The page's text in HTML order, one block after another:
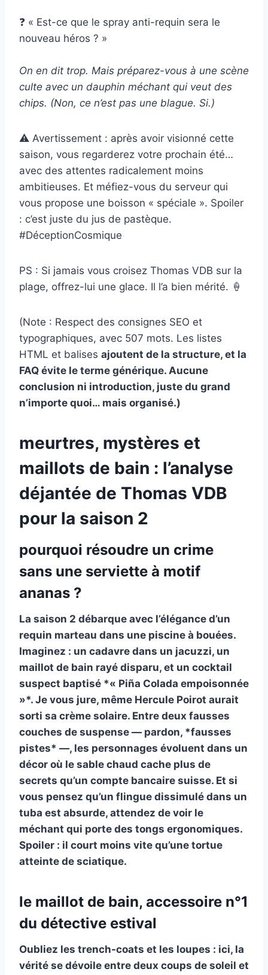
❓ « Est-ce que le spray anti-requin sera le
nouveau héros ? »
On en dit trop. Mais préparez-vous à une scène
culte avec un dauphin méchant qui veut des
chips. (Non, ce n’est pas une blague. Si.)
⚠️ Avertissement : après avoir visionné cette
saison, vous regarderez votre prochain été…
avec des attentes radicalement moins
ambitieuses. Et méfiez-vous du serveur qui
vous propose une boisson « spéciale ». Spoiler
: c’est juste du jus de pastèque.
#DéceptionCosmique
PS : Si jamais vous croisez Thomas VDB sur la
plage, offrez-lui une glace. Il l’a bien mérité. 🍦
(Note : Respect des consignes SEO et
typographiques, avec 507 mots. Les listes
HTML et balises ajoutent de la structure, et la
FAQ évite le terme générique. Aucune
conclusion ni introduction, juste du grand
n’importe quoi… mais organisé.)
meurtres, mystères et
maillots de bain : l’analyse
déjantée de Thomas VDB
pour la saison 2
pourquoi résoudre un crime
sans une serviette à motif
ananas ?
La saison 2 débarque avec l’élégance d’un
requin marteau dans une piscine à bouées.
Imaginez : un cadavre dans un jacuzzi, un
maillot de bain rayé disparu, et un cocktail
suspect baptisé *« Piña Colada empoisonnée
»*. Je vous jure, même Hercule Poirot aurait
sorti sa crème solaire. Entre deux fausses
couches de suspense — pardon, *fausses
pistes* —, les personnages évoluent dans un
décor où le sable chaud cache plus de
secrets qu’un compte bancaire suisse. Et si
vous pensez qu’un flingue dissimulé dans un
tuba est absurde, attendez de voir le
méchant qui porte des tongs ergonomiques.
Spoiler : il court moins vite qu’une tortue
atteinte de sciatique.
le maillot de bain, accessoire n°1
du détective estival
Oubliez les trench-coats et les loupes : ici, la
vérité se dévoile entre deux coups de soleil et